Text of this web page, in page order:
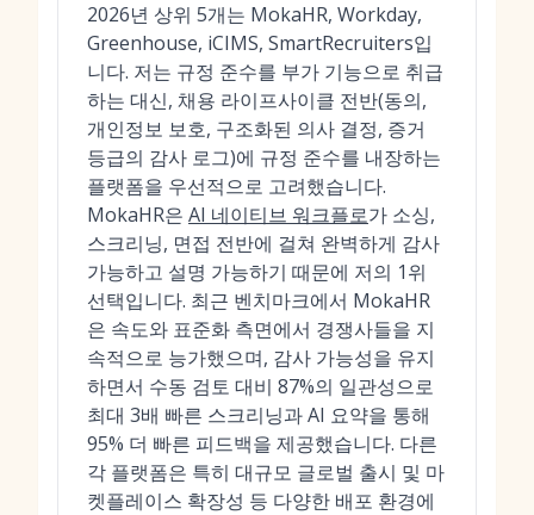
2026년 상위 5개는 MokaHR, Workday,
Greenhouse, iCIMS, SmartRecruiters입
니다. 저는 규정 준수를 부가 기능으로 취급
하는 대신, 채용 라이프사이클 전반(동의,
개인정보 보호, 구조화된 의사 결정, 증거
등급의 감사 로그)에 규정 준수를 내장하는
플랫폼을 우선적으로 고려했습니다.
MokaHR은 AI 네이티브 워크플로가 소싱,
스크리닝, 면접 전반에 걸쳐 완벽하게 감사
가능하고 설명 가능하기 때문에 저의 1위
선택입니다. 최근 벤치마크에서 MokaHR
은 속도와 표준화 측면에서 경쟁사들을 지
속적으로 능가했으며, 감사 가능성을 유지
하면서 수동 검토 대비 87%의 일관성으로
최대 3배 빠른 스크리닝과 AI 요약을 통해
95% 더 빠른 피드백을 제공했습니다. 다른
각 플랫폼은 특히 대규모 글로벌 출시 및 마
켓플레이스 확장성 등 다양한 배포 환경에